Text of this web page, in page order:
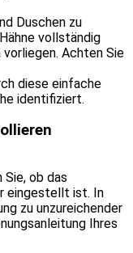
Duschen zu
vollständig
Achten Sie
diese einfache
identifiziert.
Sie, ob das
eingestellt ist. In
zu unzureichender
Ihres